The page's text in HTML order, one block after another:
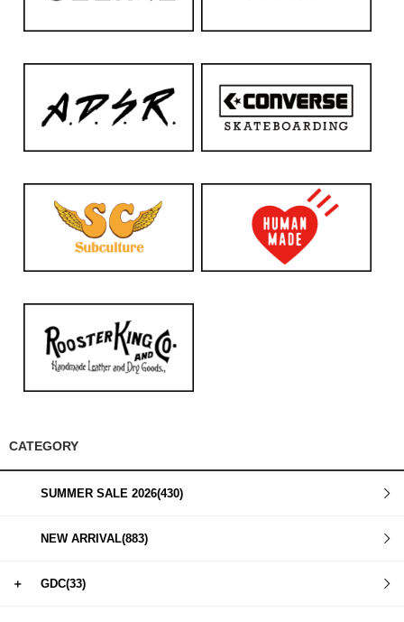
CATEGORY
SUMMER SALE 2026(430)
NEW ARRIVAL(883)
＋ GDC(33)